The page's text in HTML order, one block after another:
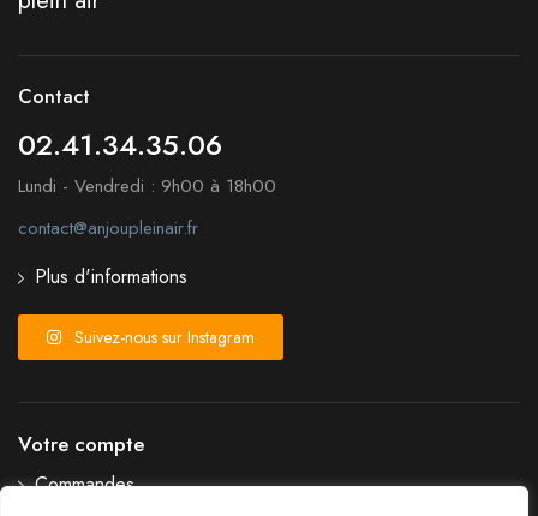
Contact
02.41.34.35.06
Lundi - Vendredi : 9h00 à 18h00
contact@anjoupleinair.fr
Plus d'informations
Suivez-nous sur Instagram
Votre compte
Commandes